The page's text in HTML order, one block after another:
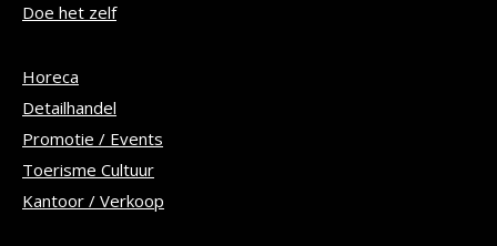
Doe het zelf
Horeca
Detailhandel
Promotie / Events
Toerisme Cultuur
Kantoor / Verkoop